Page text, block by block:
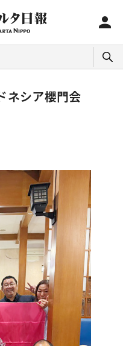
シア櫻門会